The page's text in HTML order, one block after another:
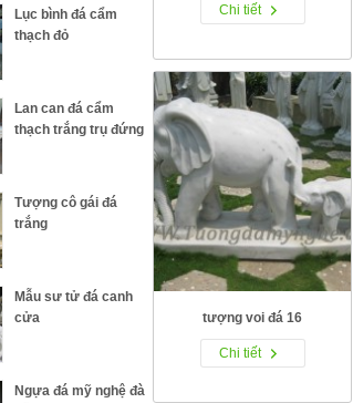
Chi tiết
tượng voi đá 16
Chi tiết
Lục bình đá cẩm
thạch đỏ
Lan can đá cẩm
thạch trắng trụ đứng
Tượng cô gái đá
trắng
Mẫu sư tử đá canh
cửa
Ngựa đá mỹ nghệ đà